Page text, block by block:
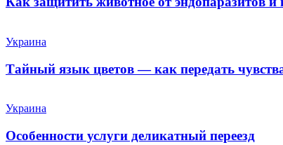
Украина
Тайный язык цветов — как передать
Украина
Особенности услуги деликатный переезд